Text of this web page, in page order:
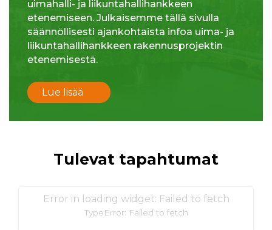
uimahalli- ja liikuntahallihankkeen
etenemiseen. Julkaisemme tällä sivulla
säännöllisesti ajankohtaista infoa uima- ja
liikuntahallihankkeen rakennusprojektin
etenemisestä.
Lue lisää
Tulevat tapahtumat
Error in loading widget: Failed to fetch
TypeError: Failed to fetch